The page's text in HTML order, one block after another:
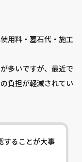
用料・墓石代・施工
多いですが、最近で
負担が軽減されてい
することが大事